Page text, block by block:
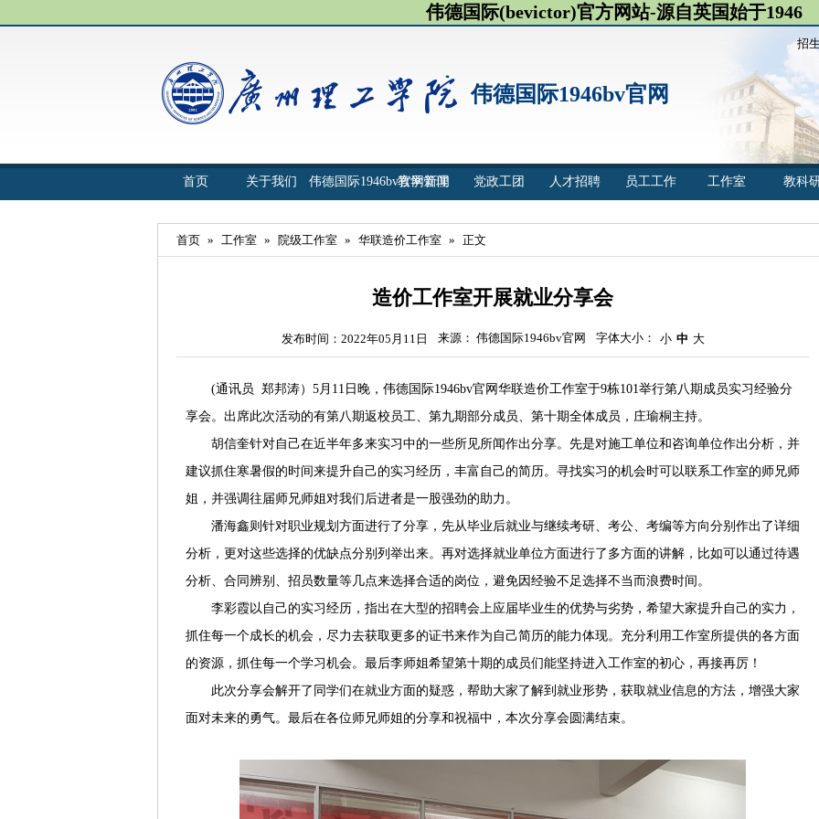
伟德国际(bevictor)官方网站-源自英国始于1946
招
伟德国际1946bv官网
首页 关于我们 伟德国际1946bv官网新闻
教学管理 党政工团 人才招聘 员工工作 工作室 教科
首页 » 工作室 » 院级工作室 » 华联造价工作室 » 正文
​造价工作室开展就业分享会
发布时间：2022年05月11日 来源： 伟德国际1946bv官网 字体大小： 小 中 大
(通讯员 郑邦涛）5月11日晚，伟德国际1946bv官网华联造价工作室于9栋101举行第八期成员实习经验分
享会。出席此次活动的有第八期返校员工、第九期部分成员、第十期全体成员，庄瑜桐主持。
胡信奎针对自己在近半年多来实习中的一些所见所闻作出分享。先是对施工单位和咨询单位作出分析，并
建议抓住寒暑假的时间来提升自己的实习经历，丰富自己的简历。寻找实习的机会时可以联系工作室的师兄师
姐，并强调往届师兄师姐对我们后进者是一股强劲的助力。
潘海鑫则针对职业规划方面进行了分享，先从毕业后就业与继续考研、考公、考编等方向分别作出了详细
分析，更对这些选择的优缺点分别列举出来。再对选择就业单位方面进行了多方面的讲解，比如可以通过待遇
分析、合同辨别、招员数量等几点来选择合适的岗位，避免因经验不足选择不当而浪费时间。
李彩霞以自己的实习经历，指出在大型的招聘会上应届毕业生的优势与劣势，希望大家提升自己的实力，
抓住每一个成长的机会，尽力去获取更多的证书来作为自己简历的能力体现。充分利用工作室所提供的各方面
的资源，抓住每一个学习机会。最后李师姐希望第十期的成员们能坚持进入工作室的初心，再接再厉！
此次分享会解开了同学们在就业方面的疑惑，帮助大家了解到就业形势，获取就业信息的方法，增强大家
面对未来的勇气。最后在各位师兄师姐的分享和祝福中，本次分享会圆满结束。